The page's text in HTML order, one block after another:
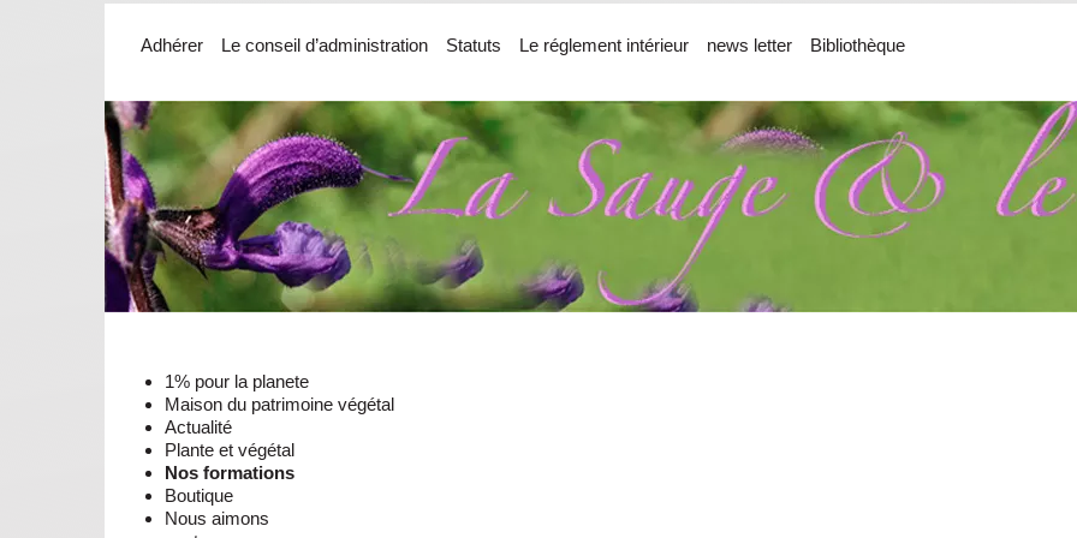
Adhérer Le conseil d’administration Statuts Le réglement intérieur news letter Bibliothèque
1% pour la planete
Maison du patrimoine végétal
Actualité
Plante et végétal
Nos formations
Boutique
Nous aimons